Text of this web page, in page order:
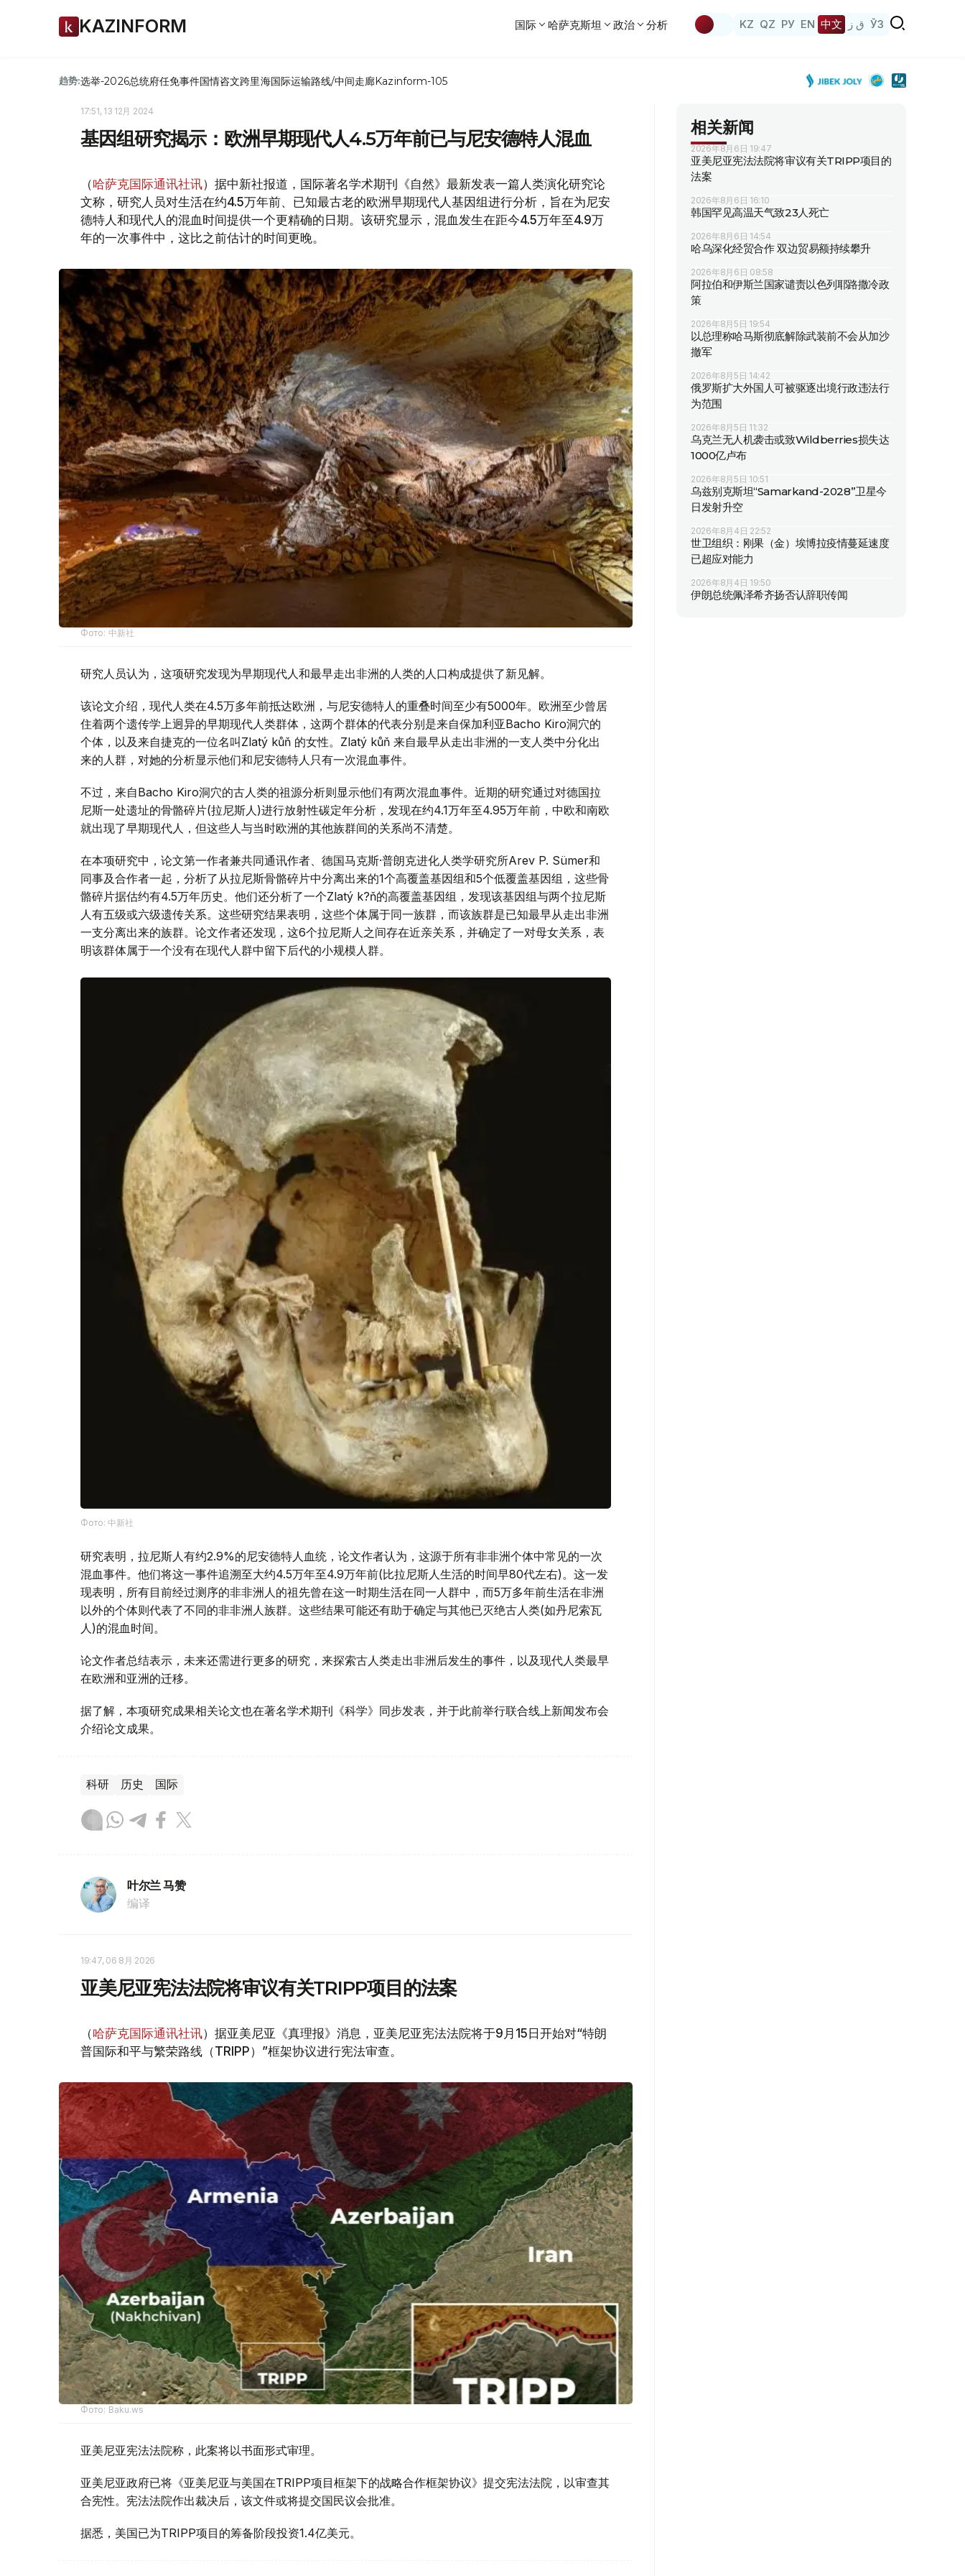
KAZINFORM 国际 哈萨克斯坦 政治 分析 KZ QZ РУ EN 中文 ق ز ЎЗ
趋势:选举-2026总统府任免事件国情咨文跨里海国际运输路线/中间走廊Kazinform-105
17:51, 13 12月 2024
基因组研究揭示：欧洲早期现代人4.5万年前已与尼安德特人混血
（哈萨克国际通讯社讯）据中新社报道，国际著名学术期刊《自然》最新发表一篇人类演化研究论
文称，研究人员对生活在约4.5万年前、已知最古老的欧洲早期现代人基因组进行分析，旨在为尼安
德特人和现代人的混血时间提供一个更精确的日期。该研究显示，混血发生在距今4.5万年至4.9万
年的一次事件中，这比之前估计的时间更晚。
Фото: 中新社
研究人员认为，这项研究发现为早期现代人和最早走出非洲的人类的人口构成提供了新见解。
该论文介绍，现代人类在4.5万多年前抵达欧洲，与尼安德特人的重叠时间至少有5000年。欧洲至少曾居
住着两个遗传学上迥异的早期现代人类群体，这两个群体的代表分别是来自保加利亚Bacho Kiro洞穴的
个体，以及来自捷克的一位名叫Zlatý kůň 的女性。Zlatý kůň 来自最早从走出非洲的一支人类中分化出
来的人群，对她的分析显示他们和尼安德特人只有一次混血事件。
不过，来自Bacho Kiro洞穴的古人类的祖源分析则显示他们有两次混血事件。近期的研究通过对德国拉
尼斯一处遗址的骨骼碎片(拉尼斯人)进行放射性碳定年分析，发现在约4.1万年至4.95万年前，中欧和南欧
就出现了早期现代人，但这些人与当时欧洲的其他族群间的关系尚不清楚。
在本项研究中，论文第一作者兼共同通讯作者、德国马克斯·普朗克进化人类学研究所Arev P. Sümer和
同事及合作者一起，分析了从拉尼斯骨骼碎片中分离出来的1个高覆盖基因组和5个低覆盖基因组，这些骨
骼碎片据估约有4.5万年历史。他们还分析了一个Zlatý k?ň的高覆盖基因组，发现该基因组与两个拉尼斯
人有五级或六级遗传关系。这些研究结果表明，这些个体属于同一族群，而该族群是已知最早从走出非洲
一支分离出来的族群。论文作者还发现，这6个拉尼斯人之间存在近亲关系，并确定了一对母女关系，表
明该群体属于一个没有在现代人群中留下后代的小规模人群。
Фото: 中新社
研究表明，拉尼斯人有约2.9%的尼安德特人血统，论文作者认为，这源于所有非非洲个体中常见的一次
混血事件。他们将这一事件追溯至大约4.5万年至4.9万年前(比拉尼斯人生活的时间早80代左右)。这一发
现表明，所有目前经过测序的非非洲人的祖先曾在这一时期生活在同一人群中，而5万多年前生活在非洲
以外的个体则代表了不同的非非洲人族群。这些结果可能还有助于确定与其他已灭绝古人类(如丹尼索瓦
人)的混血时间。
论文作者总结表示，未来还需进行更多的研究，来探索古人类走出非洲后发生的事件，以及现代人类最早
在欧洲和亚洲的迁移。
据了解，本项研究成果相关论文也在著名学术期刊《科学》同步发表，并于此前举行联合线上新闻发布会
介绍论文成果。
科研 历史 国际
叶尔兰 马赞
编译
19:47, 06 8月 2026
亚美尼亚宪法法院将审议有关TRIPP项目的法案
（哈萨克国际通讯社讯）据亚美尼亚《真理报》消息，亚美尼亚宪法法院将于9月15日开始对“特朗
普国际和平与繁荣路线（TRIPP）”框架协议进行宪法审查。
Фото: Baku.ws
亚美尼亚宪法法院称，此案将以书面形式审理。
亚美尼亚政府已将《亚美尼亚与美国在TRIPP项目框架下的战略合作框架协议》提交宪法法院，以审查其
合宪性。宪法法院作出裁决后，该文件或将提交国民议会批准。
据悉，美国已为TRIPP项目的筹备阶段投资1.4亿美元。
相关新闻
2026年8月6日 19:47
亚美尼亚宪法法院将审议有关TRIPP项目的
法案
2026年8月6日 16:10
韩国罕见高温天气致23人死亡
2026年8月6日 14:54
哈乌深化经贸合作 双边贸易额持续攀升
2026年8月6日 08:58
阿拉伯和伊斯兰国家谴责以色列耶路撒冷政
策
2026年8月5日 19:54
以总理称哈马斯彻底解除武装前不会从加沙
撤军
2026年8月5日 14:42
俄罗斯扩大外国人可被驱逐出境行政违法行
为范围
2026年8月5日 11:32
乌克兰无人机袭击或致Wildberries损失达
1000亿卢布
2026年8月5日 10:51
乌兹别克斯坦“Samarkand-2028”卫星今
日发射升空
2026年8月4日 22:52
世卫组织：刚果（金）埃博拉疫情蔓延速度
已超应对能力
2026年8月4日 19:50
伊朗总统佩泽希齐扬否认辞职传闻